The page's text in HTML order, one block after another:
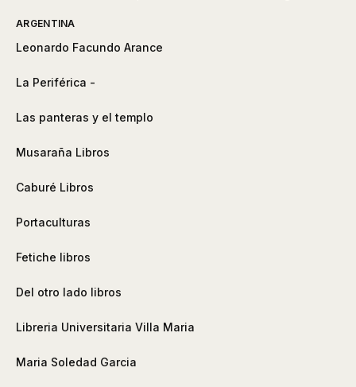
ARGENTINA
Leonardo Facundo Arance
La Periférica -
Las panteras y el templo
Musaraña Libros
Caburé Libros
Portaculturas
Fetiche libros
Del otro lado libros
Libreria Universitaria Villa Maria
Maria Soledad Garcia